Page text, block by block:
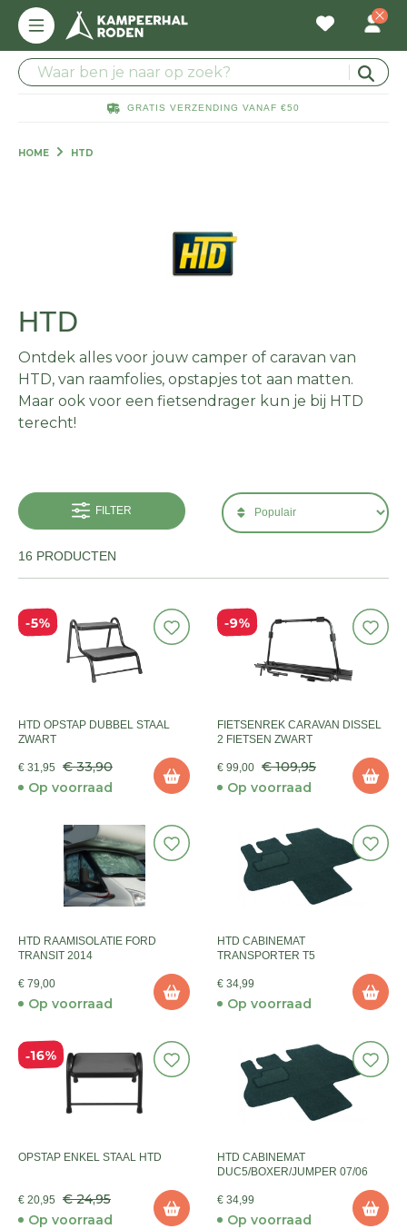
GRATIS VERZENDING VANAF €50
HOME HTD
HTD
Ontdek alles voor jouw camper of caravan van
HTD, van raamfolies, opstapjes tot aan matten.
Maar ook voor een fietsendrager kun je bij HTD
terecht!
FILTER
16 PRODUCTEN
5%
HTD OPSTAP DUBBEL STAAL
ZWART
€ 31,95
€ 33,90
Op voorraad
9%
FIETSENREK CARAVAN DISSEL
2 FIETSEN ZWART
€ 99,00 € 109,95
Op voorraad
HTD RAAMISOLATIE FORD
TRANSIT 2014
€ 79,00
Op voorraad
HTD CABINEMAT
TRANSPORTER T5
€ 34,99
Op voorraad
16%
OPSTAP ENKEL STAAL HTD
€ 20,95
€ 24,95
Op voorraad
HTD CABINEMAT
DUC5/BOXER/JUMPER 07/06
€ 34,99
Op voorraad